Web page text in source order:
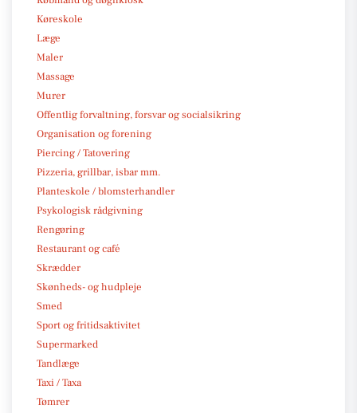
Køreskole
Læge
Maler
Massage
Murer
Offentlig forvaltning, forsvar og socialsikring
Organisation og forening
Piercing / Tatovering
Pizzeria, grillbar, isbar mm.
Planteskole / blomsterhandler
Psykologisk rådgivning
Rengøring
Restaurant og café
Skrædder
Skønheds- og hudpleje
Smed
Sport og fritidsaktivitet
Supermarked
Tandlæge
Taxi / Taxa
Tømrer